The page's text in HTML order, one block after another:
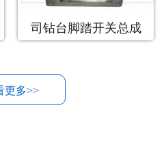
司钻台脚踏开关总成
更多>>